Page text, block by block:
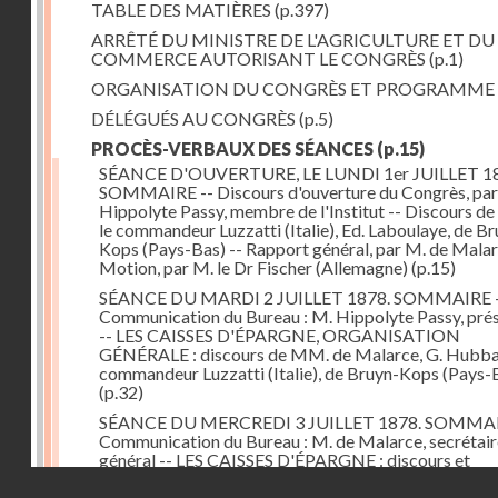
TABLE DES MATIÈRES (p.397)
ARRÊTÉ DU MINISTRE DE L'AGRICULTURE ET DU
COMMERCE AUTORISANT LE CONGRÈS (p.1)
ORGANISATION DU CONGRÈS ET PROGRAMME
DÉLÉGUÉS AU CONGRÈS (p.5)
PROCÈS-VERBAUX DES SÉANCES (p.15)
SÉANCE D'OUVERTURE, LE LUNDI 1er JUILLET
SOMMAIRE -- Discours d'ouverture du Congrès,
Hippolyte Passy, membre de l'Institut -- Discours
le commandeur Luzzatti (Italie), Ed. Laboulaye, de
Kops (Pays-Bas) -- Rapport général, par M. de
Motion, par M. le Dr Fischer (Allemagne) (p.15)
SÉANCE DU MARDI 2 JUILLET 1878. SOMMAIRE
Communication du Bureau : M. Hippolyte Passy,
-- LES CAISSES D'ÉPARGNE, ORGANISATION
GÉNÉRALE : discours de MM. de Malarce, G.
commandeur Luzzatti (Italie), de Bruyn-Kops (Pays-
(p.32)
SÉANCE DU MERCREDI 3 JUILLET 1878.
Communication du Bureau : M. de Malarce,
général -- LES CAISSES D'ÉPARGNE : discours et